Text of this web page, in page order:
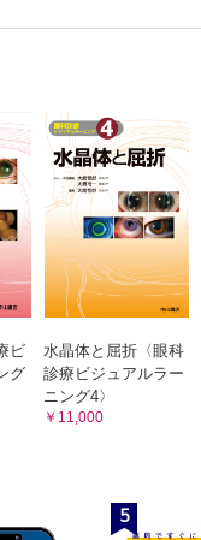
れた症例
ビ
グ
水晶体と屈折〈眼科
診療ビジュアルラー
ニング4〉
￥11,000
5